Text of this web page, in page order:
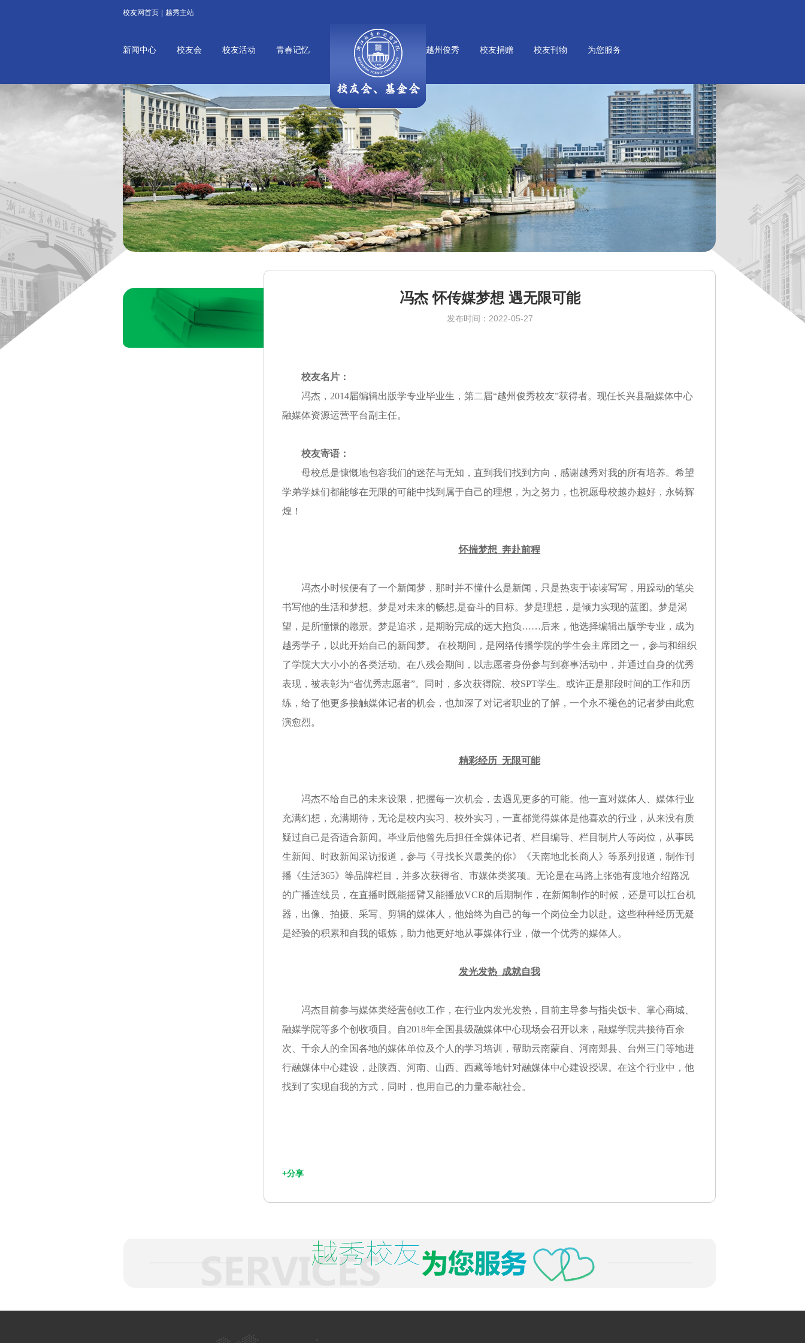
校友网首页 越秀主站
新闻中心 校友会 校友活动 青春记忆 越州俊秀 校友捐赠 校友刊物 为您服务
冯杰 怀传媒梦想 遇无限可能
发布时间：2022-05-27
校友名片：
冯杰， 2014届编辑出版学专业毕业生 ， 第二届“越州俊秀校友”获得者。 现任长兴县融媒体中心
融媒体资源运营平台副主任。
校友寄语：
母校总是慷慨地包容我们的迷茫与无知，直到我们找到方向，感谢越秀对我的所有培养。希望
学弟学妹们都能够在无限的可能中找到属于自己的理想，为之努力，也祝愿母校越办越好，永铸辉
煌！
怀揣梦想 奔赴前程
冯杰小时候便有了一个新闻梦，那时并不懂什么是新闻，只是热衷于读读写写，用躁动的笔尖
书写他的生活和梦想。 梦是对未来的畅想,是奋斗的目标。梦是理想，是倾力实现的蓝图。 梦是渴
望，是所憧憬的愿景。梦是追求，是期盼完成的远大抱负 ……后来，他选择编辑出版学专业，成为
越秀学子，以此开始自己的新闻梦。 在校期间，是网络传播学院的学生会主席团之一，参与和组织
了学院大大小小的各类活动。在八残会期间，以志愿者身份参与到赛事活动中，并通过自身的优秀
表现，被表彰为“省优秀志愿者”。同时，多次获得院、校SPT学生。或许正是那段时间的工作和历
练，给了他更多接触媒体记者的机会，也加深了对记者职业的了解，一个永不褪色的记者梦由此愈
演愈烈。
精彩经历 无限可能
冯杰不给自己的未来设限，把握每一次机会，去遇见更多的可能。 他一直对媒体人、媒体行业
充满幻想，充满期待，无论是校内实习、校外实习，一直都觉得媒体是他喜欢的行业 ， 从来没有质
疑过自己是否适合新闻。 毕业后他曾先后担任全媒体记者、栏目编导、栏目制片人等岗位，从事民
生新闻、时政新闻采访报道，参与《寻找长兴最美的你》《天南地北长商人》等系列报道，制作刊
播《生活365》等品牌栏目，并多次获得省、市媒体类奖项。无论是在马路上张弛有度地介绍路况
的广播连线员，在直播时既能摇臂又能播放VCR的后期制作，在新闻制作的时候，还是可以扛台机
器，出像、拍摄、采写、剪辑的媒体人，他始终为自己的每一个岗位全力以赴。这些种种经历无疑
是经验的积累和自我的锻炼，助力他更好地从事媒体行业，做一个优秀的媒体人。
发光发热 成就自我
冯杰目前参与媒体类经营创收工作，在行业内发光发热，目前主导参与指尖饭卡、掌心商城、
融媒学院等多个创收项目。自2018年全国县级融媒体中心现场会召开以来，融媒学院共接待百余
次、千余人的全国各地的媒体单位及个人的学习培训，帮助云南蒙自、河南郏县、台州三门等地进
行融媒体中心建设，赴陕西、河南、山西、西藏等地针对融媒体中心建设授课。在这个行业中，他
找到了实现自我的方式，同时，也用自己的力量奉献社会。
+分享